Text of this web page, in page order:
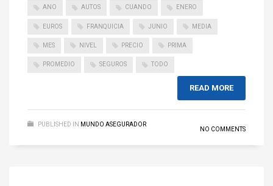
ANO AUTOS CUANDO ENERO
EUROS FRANQUICIA JUNIO MEDIA
MES NIVEL PRECIO PRIMA
PROMEDIO SEGUROS TODO
READ MORE
PUBLISHED IN MUNDO ASEGURADOR
NO COMMENTS